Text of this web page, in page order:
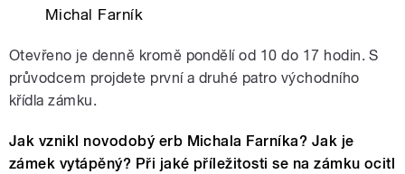
Michal Farník
Otevřeno je denně kromě pondělí od 10 do 17 hodin. S
průvodcem projdete první a druhé patro východního
křídla zámku.
Jak vznikl novodobý erb Michala Farníka? Jak je
zámek vytápěný? Při jaké příležitosti se na zámku ocitl